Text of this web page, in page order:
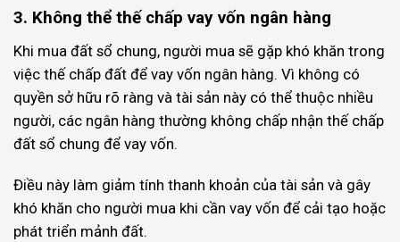
3. Không thể thế chấp vay vốn ngân hàng
Khi mua đất sổ chung, người mua sẽ gặp khó khăn trong
việc thế chấp đất để vay vốn ngân hàng. Vì không có
quyền sở hữu rõ ràng và tài sản này có thể thuộc nhiều
người, các ngân hàng thường không chấp nhận thế chấp
đất sổ chung để vay vốn.
Điều này làm giảm tính thanh khoản của tài sản và gây
khó khăn cho người mua khi cần vay vốn để cải tạo hoặc
phát triển mảnh đất.